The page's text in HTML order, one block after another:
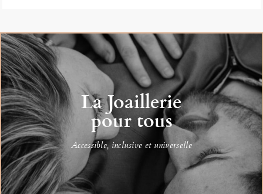
La Joaillerie
pour tous
Accessible, inclusive et universelle